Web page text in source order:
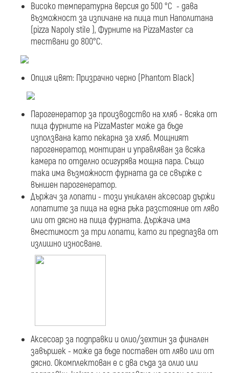
Високо температурна версия до 500 °C - дава
възможност за изпичане на пица тип Наполитана
(pizza Napoly stile ), Фурните на PizzaMaster са
тествани до 800°C.
Опция цвят: Призрачно черно (Phantom Black)
Парогенератор за производство на хляб - всяка от
пица фурните на PizzaMaster може да бъде
използвана като пекарна за хляб. Мощният
парогенератор, монтиран и управляван за всяка
камера по отделно осигурява мощна пара. Също
така има възможност фурната да се свърже с
външен парогенератор.
Държач за лопати - този уникален аксесоар държи
лопатите за пица на една ръка разстояние от ляво
или от дясно на пица фурната. Държача има
вместимост за три лопати, като ги предпазва от
излишно износване.
Аксесоар за подправки и олио/зехтин за финален
завършек - може да бъде поставен от ляво или от
дясно. Окомплектован е с два съда за олио или